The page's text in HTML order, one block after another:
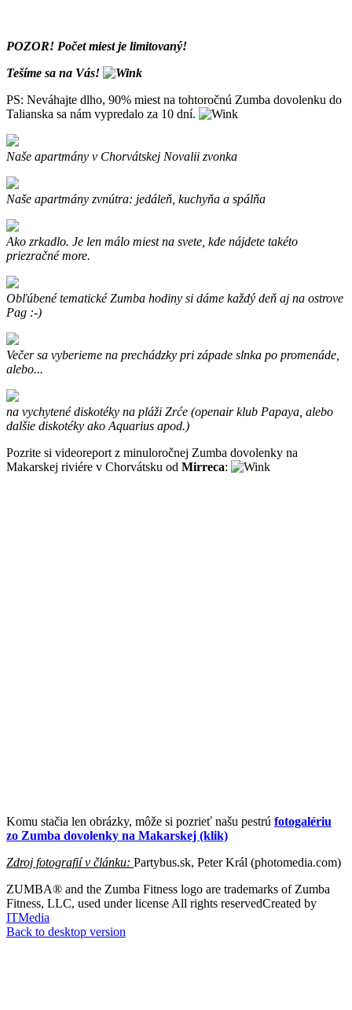
POZOR! Počet miest je limitovaný!
Tešíme sa na Vás!
PS: Neváhajte dlho, 90% miest na tohtoročnú Zumba dovolenku do
Talianska sa nám vypredalo za 10 dní.
Naše apartmány v Chorvátskej Novalii zvonka
Naše apartmány zvnútra: jedáleň, kuchyňa a spálňa
Ako zrkadlo. Je len málo miest na svete, kde nájdete takéto
priezračné more.
Obľúbené tematické Zumba hodiny si dáme každý deň aj na ostrove
Pag :-)
Večer sa vyberieme na prechádzky pri západe slnka po promenáde,
alebo...
na vychytené diskotéky na pláži Zrće (openair klub Papaya, alebo
dalšie diskotéky ako Aquarius apod.)
Pozrite si videoreport z minuloročnej Zumba dovolenky na
Makarskej riviére v Chorvátsku od Mirreca:
Komu stačia len obrázky, môže si pozrieť našu pestrú fotogalériu
zo Zumba dovolenky na Makarskej (klik)
Zdroj fotografií v článku: Partybus.sk, Peter Král (photomedia.com)
ZUMBA® and the Zumba Fitness logo are trademarks of Zumba
Fitness, LLC, used under license All rights reservedCreated by
ITMedia
Back to desktop version